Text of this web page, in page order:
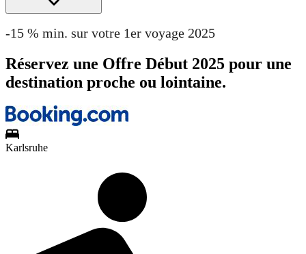
-15 % min. sur votre 1er voyage 2025
Réservez une Offre Début 2025 pour une
destination proche ou lointaine.
Karlsruhe